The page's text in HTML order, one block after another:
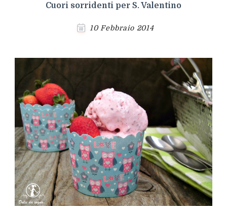
Cuori sorridenti per S. Valentino
10 Febbraio 2014